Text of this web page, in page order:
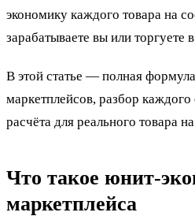
экономику каждого товара на
зарабатываете вы или торгуете
В этой статье — полная
маркетплейсов, разбор
расчёта для реального товара
Что такое юнит-
маркетплейса